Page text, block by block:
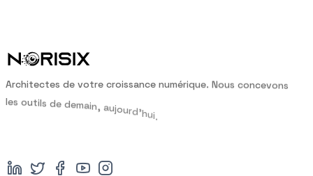
Architectes de votre croissance numérique. Nous concevons
les outils de demai